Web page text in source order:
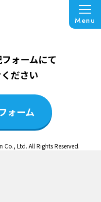
Menu
いたしました
ォームにて
ださい
ォーム
Ltd. All Rights Reserved.